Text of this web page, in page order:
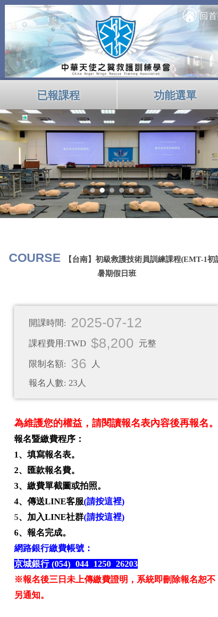
回
已報課程 功能選單
COURSE
【台南】初級救護技術員訓練課程(EMT-1初
暑期假日班
開課時間: 2025-07-12
課程費用:TWD $8,200 元整
限制名額: 36
人
報名人數: 23人
為維護您的權益，請閱讀報名表內容後再報名
報名暨繳費程序：
1、填寫報名表。
2、匯款報名費。
3、繳費單截圖或拍照。
4、傳送LINE客服(請按這裡)
5、加入LINE社群(請按這裡)
6、報名完成。
網路銀行繳費帳號：
京城銀行 (054) 044 1250 26203
※報名後三日未上傳繳費證明，系統即刪除報名恕不
另通知。